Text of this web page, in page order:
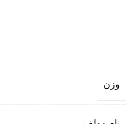
وزن